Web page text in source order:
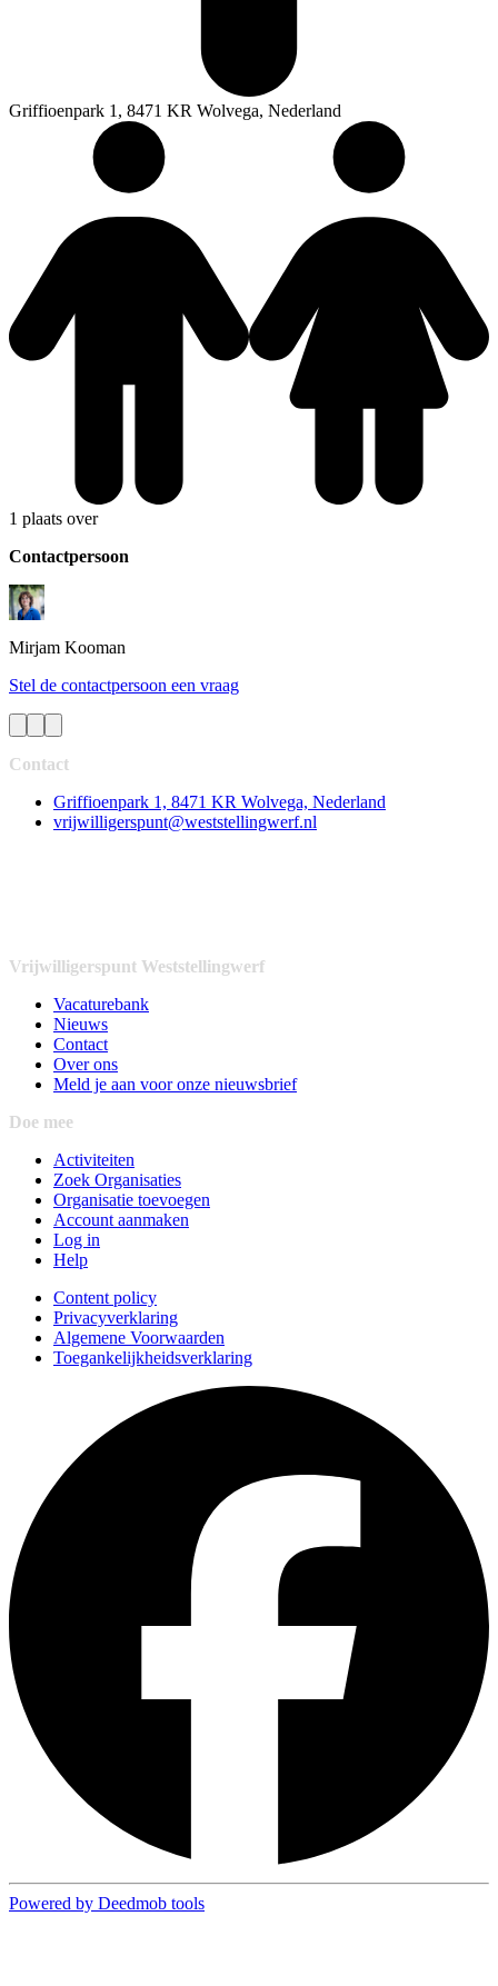
Griffioenpark 1, 8471 KR Wolvega, Nederland
1 plaats over
Contactpersoon
Mirjam Kooman
Stel de contactpersoon een vraag
Contact
Griffioenpark 1, 8471 KR Wolvega, Nederland
vrijwilligerspunt@weststellingwerf.nl
Vrijwilligerspunt Weststellingwerf
Vacaturebank
Nieuws
Contact
Over ons
Meld je aan voor onze nieuwsbrief
Doe mee
Activiteiten
Zoek Organisaties
Organisatie toevoegen
Account aanmaken
Log in
Help
Content policy
Privacyverklaring
Algemene Voorwaarden
Toegankelijkheidsverklaring
Powered by Deedmob tools